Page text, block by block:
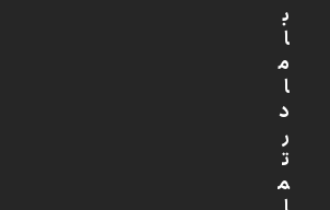
ب
ا
م
ا
د
ر
ت
م